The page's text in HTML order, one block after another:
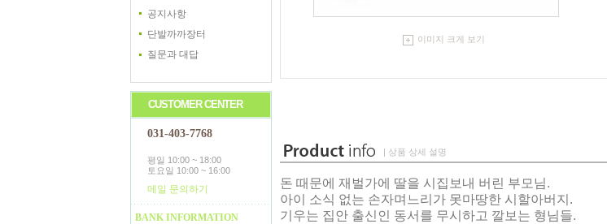
공지사항
단발까까장터
질문과 대답
CUSTOMER CENTER
031-403-7768
평일 10:00 ~ 18:00
토요일 10:00 ~ 16:00
메일 문의하기
BANK INFORMATION
이미지 크게 보기
| 상품 상세 설명
돈 때문에 재벌가에 딸을 시집보내 버린 부모님.
아이 소식 없는 손자며느리가 못마땅한 시할아버지.
기우는 집안 출신인 동서를 무시하고 깔보는 형님들.